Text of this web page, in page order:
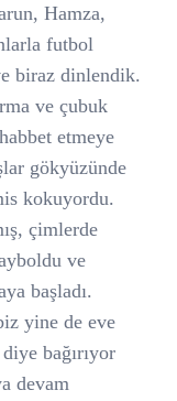
Hamza,
futbol
biraz dinlendik.
ve çubuk
etmeye
gökyüzünde
kokuyordu.
çimlerde
ve
başladı.
yine de eve
bağırıyor
devam